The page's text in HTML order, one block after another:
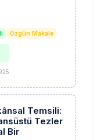
Özgün Makale
Temsili:
Tezler
Bir